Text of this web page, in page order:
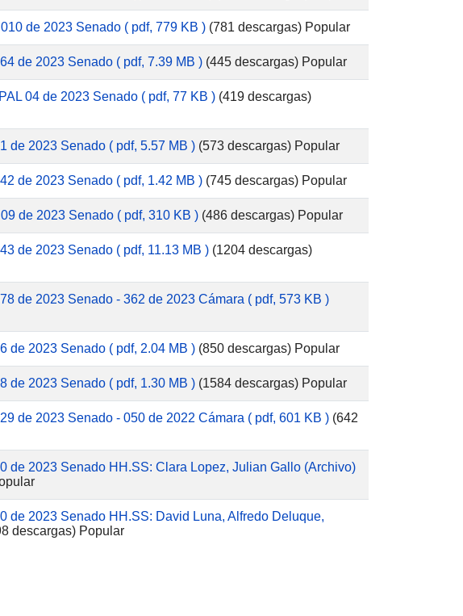
de 2023 Senado ( pdf, 779 KB ) (781 descargas) Popular
de 2023 Senado ( pdf, 7.39 MB ) (445 descargas) Popular
04 de 2023 Senado ( pdf, 77 KB ) (419 descargas)
de 2023 Senado ( pdf, 5.57 MB ) (573 descargas) Popular
de 2023 Senado ( pdf, 1.42 MB ) (745 descargas) Popular
de 2023 Senado ( pdf, 310 KB ) (486 descargas) Popular
de 2023 Senado ( pdf, 11.13 MB ) (1204 descargas)
de 2023 Senado - 362 de 2023 Cámara ( pdf, 573 KB )
de 2023 Senado ( pdf, 2.04 MB ) (850 descargas) Popular
de 2023 Senado ( pdf, 1.30 MB ) (1584 descargas) Popular
de 2023 Senado - 050 de 2022 Cámara ( pdf, 601 KB ) (642
de 2023 Senado HH.SS: Clara Lopez, Julian Gallo (Archivo)
de 2023 Senado HH.SS: David Luna, Alfredo Deluque,
descargas) Popular